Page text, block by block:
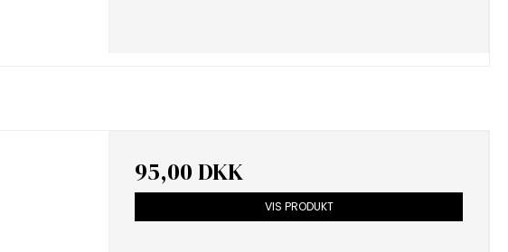
95,00 DKK
VIS PRODUKT